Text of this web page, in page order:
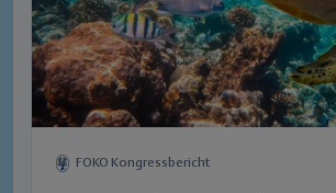
FOKO Kongressbericht